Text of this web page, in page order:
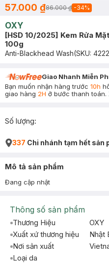
57.000 ₫86.000 ₫ -34%
OXY
[HSD 10/2025] Kem Rửa
100g
Anti-Blackhead Wash(SKU:
Giao Nhanh Miễn
Bạn muốn nhận hàng trước 10h
giao hàng 2H ở bước thanh toán.
Số lượng:
337 Chi nhánh tạm hết sản
Mô tả sản phẩm
Đang cập nhật
Thông số sản phẩm
Thương Hiệu
OXY
Xuất xứ thương hiệu
Nhật
Nơi sản xuất
Loại da